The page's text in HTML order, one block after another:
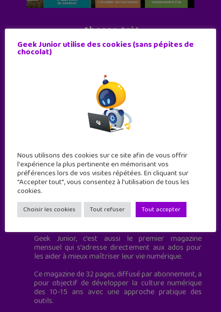
Abonne-toi !
11 numéros par an
JE M'ABONNE !
Geek Junior est le premier site de culture numérique
à destination des adolescents.
Geek Junior, c’est aussi le premier magazine
mensuel qui s’adresse directement aux ados pour
les aider à mieux maîtriser leur vie numérique.
Ce magazine de 32 pages, diffusé par abonnement, a
pour objectif de développer la culture numérique
des 10-15 ans avec une approche pratique des
outils.
Geek Junior utilise des cookies (sans pépites de
chocolat)
Nous utilisons des cookies sur ce site afin de vous offrir
l'expérience la plus pertinente en mémorisant vos
préférences lors de vos visites répétées. En cliquant sur
"Accepter tout", vous consentez à l'utilisation de tous les
cookies.
Choisir les cookies Tout refuser Tout accepter